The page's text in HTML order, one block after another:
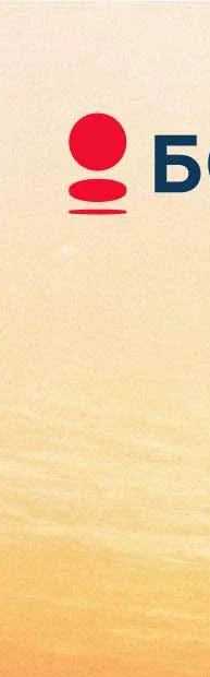
районе
Версия для печати